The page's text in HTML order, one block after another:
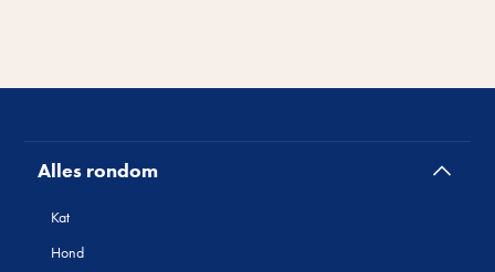
Alles rondom
Kat
Hond